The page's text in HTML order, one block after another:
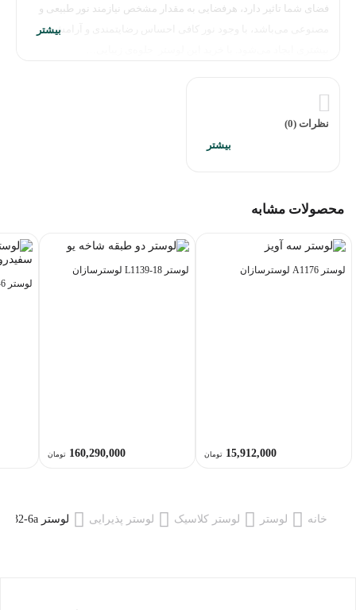
فضای شما تاثیر دارد، هرفضایی به مقدار مشخص نیازمند نور طبیعی و
مصنوعی می‌باشد، با وجود نور کافی احساس رضایتمندی و آرامش
نظرات (0)
محصولات مشابه
لوستر A1176 لوسترسازان
15,912,000 تومان
لوستر L1139-18 لوسترسازان
160,290,000 تومان
لوستر L1130-6 لوسترسازان
خانه لوستر لوستر کلاسیک لوستر پذیرایی لوستر L1332-6a لوسترسازان